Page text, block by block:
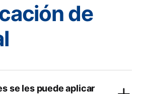
de
se les puede aplicar